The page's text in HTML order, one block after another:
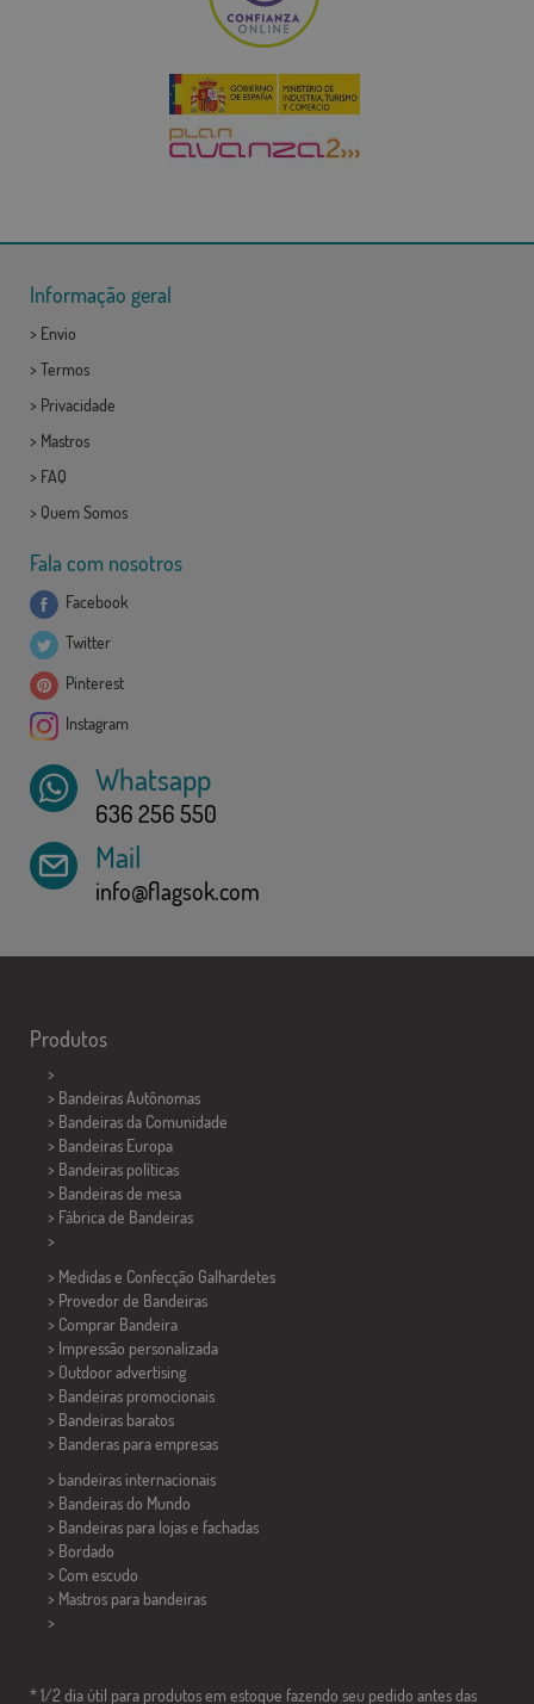
Informação geral
> Envio
> Termos
> Privacidade
> Mastros
> FAQ
> Quem Somos
Fala com nosotros
Facebook
Twitter
Pinterest
Instagram
Whatsapp
636 256 550
Mail
info@flagsok.com
Produtos
>
> Bandeiras Autônomas
> Bandeiras da Comunidade
> Bandeiras Europa
> Bandeiras políticas
> Bandeiras de mesa
> Fábrica de Bandeiras
>
> Medidas e Confecção Galhardetes
> Provedor de Bandeiras
> Comprar Bandeira
> Impressão personalizada
> Outdoor advertising
> Bandeiras promocionais
> Bandeiras baratos
> Banderas para empresas
> bandeiras internacionais
> Bandeiras do Mundo
> Bandeiras para lojas e fachadas
> Bordado
> Com escudo
> Mastros para bandeiras
>
* 1/2 dia útil para produtos em estoque fazendo seu pedido antes das